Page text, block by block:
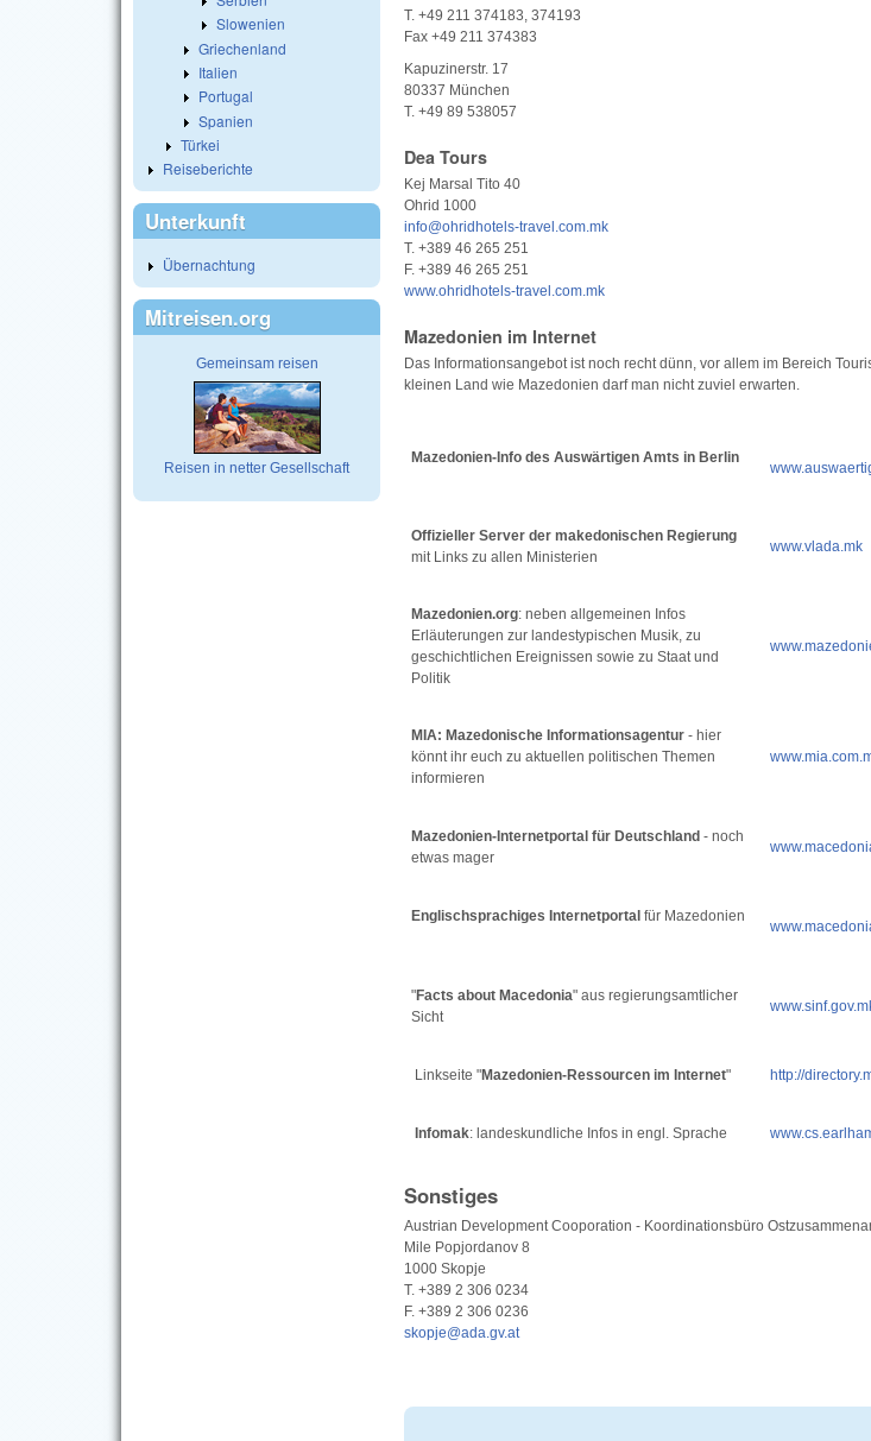
T. +49 211 374183, 374193
Fax +49 211 374383
Kapuzinerstr. 17
80337 München
T. +49 89 538057
Dea Tours
Kej Marsal Tito 40
Ohrid 1000
info@ohridhotels-travel.com.mk
T. +389 46 265 251
F. +389 46 265 251
www.ohridhotels-travel.com.mk
Mazedonien im Internet
Das Informationsangebot ist noch recht dünn, vor allem im Bereich
kleinen Land wie Mazedonien darf man nicht zuviel erwarten.
Mazedonien-Info des Auswärtigen Amts in Berlin
Offizieller Server der makedonischen Regierung
mit Links zu allen Ministerien
www.vlada.mk
Mazedonien.org: neben allgemeinen Infos
Erläuterungen zur landestypischen Musik, zu
geschichtlichen Ereignissen sowie zu Staat und
Politik
MIA: Mazedonische Informationsagentur - hier
könnt ihr euch zu aktuellen politischen Themen
informieren
Mazedonien-Internetportal für Deutschland - noch
etwas mager
Englischsprachiges Internetportal für Mazedonien
"Facts about Macedonia" aus regierungsamtlicher
Sicht
Linkseite "Mazedonien-Ressourcen im Internet" http://
Infomak: landeskundliche Infos in engl. Sprache
Sonstiges
Austrian Development Cooporation - Koordinationsbüro
Mile Popjordanov 8
1000 Skopje
T. +389 2 306 0234
F. +389 2 306 0236
skopje@ada.gv.at
Slowenien
Griechenland
Italien
Portugal
Spanien
Türkei
Reiseberichte
Unterkunft
Übernachtung
Mitreisen.org
Gemeinsam reisen
Reisen in netter Gesellschaft